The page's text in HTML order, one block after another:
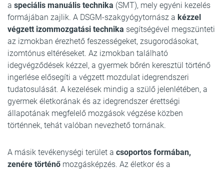
a speciális manuális technika (SMT), mely egyéni kezelés
formájában zajlik. A DSGM-szakgyógytornász a kézzel
végzett izommozgatási technika segítségével megszünteti
az izmokban érezhető feszességeket, zsugorodásokat,
izomtónus eltéréseket. Az izmokban található
idegvégződések kézzel, a gyermek bőrén keresztül történő
ingerlése elősegíti a végzett mozdulat idegrendszeri
tudatosulását. A kezelések mindig a szülő jelenlétében, a
gyermek életkorának és az idegrendszer érettségi
állapotának megfelelő mozgások végzése közben
történnek, tehát valóban nevezhető tornának.
A másik tevékenységi terület a csoportos formában,
zenére történő mozgásképzés. Az életkor és a